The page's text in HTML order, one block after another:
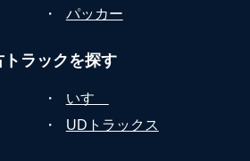
・ パッカー
トラックを探す
・
いすゞ
・ UDトラックス